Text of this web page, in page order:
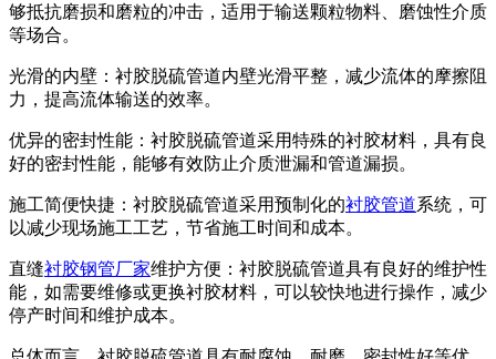
够抵抗磨损和磨粒的冲击，适用于输送颗粒物料、磨蚀性介质
等场合。
光滑的内壁：衬胶脱硫管道内壁光滑平整，减少流体的摩擦阻
力，提高流体输送的效率。
优异的密封性能：衬胶脱硫管道采用特殊的衬胶材料，具有良
好的密封性能，能够有效防止介质泄漏和管道漏损。
施工简便快捷：衬胶脱硫管道采用预制化的衬胶管道系统，可
以减少现场施工工艺，节省施工时间和成本。
直缝衬胶钢管厂家维护方便：衬胶脱硫管道具有良好的维护性
能，如需要维修或更换衬胶材料，可以较快地进行操作，减少
停产时间和维护成本。